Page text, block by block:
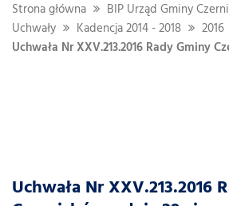
Strona główna BIP Urząd Gminy
Uchwały
Kadencja 2014 - 2018
2016
Uchwała Nr XXV.213.2016 Rady Gminy
Uchwała Nr XXV.213.2016